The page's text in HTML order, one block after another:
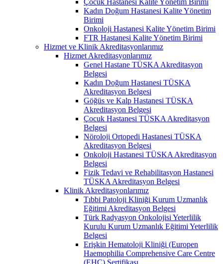
Kadın Doğum Hastanesi Kalite Yönetim
Birimi
Onkoloji Hastanesi Kalite Yönetim Birimi
FTR Hastanesi Kalite Yönetim Birimi
Hizmet ve Klinik Akreditasyonlarımız
Hizmet Akreditasyonlarımız
Genel Hastane TÜSKA Akreditasyon
Belgesi
Kadın Doğum Hastanesi TÜSKA
Akreditasyon Belgesi
Göğüs ve Kalp Hastanesi TÜSKA
Akreditasyon Belgesi
Çocuk Hastanesi TÜSKA Akreditasyon
Belgesi
Nöroloji Ortopedi Hastanesi TÜSKA
Akreditasyon Belgesi
Onkoloji Hastanesi TÜSKA Akreditasyon
Belgesi
Fizik Tedavi ve Rehabilitasyon Hastanesi
TÜSKA Akreditasyon Belgesi
Klinik Akreditasyonlarımız
Tıbbi Patoloji Kliniği Kurum Uzmanlık
Eğitimi Akreditasyon Belgesi
Türk Radyasyon Onkolojisi Yeterlilik
Kurulu Kurum Uzmanlık Eğitimi Yeterlilik
Belgesi
Erişkin Hematoloji Kliniği (Europen
Haemophilia Comprehensive Care Centre
(EHC) Sertifikası